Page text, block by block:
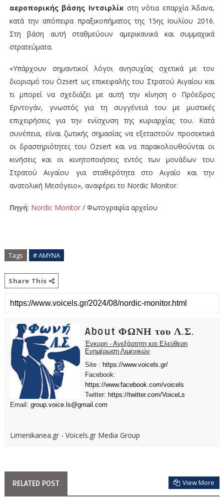
αεροπορικής βάσης Ιντσιρλίκστη νότια επαρχία Άδανα,
κατά την απόπειρα πραξικοπήματος της 15ης Ιουλίου 2016.
Στη βάση αυτή σταθμεύουν αμερικανικά και συμμαχικά
στρατεύματα.
«Υπάρχουν σημαντικοί λόγοι ανησυχίας σχετικά με τον
διορισμό του Özsert ως επικεφαλής του Στρατού Αιγαίου και
τι μπορεί να σχεδιάζει με αυτή την κίνηση ο Πρόεδρος
Ερντογάν, γνωστός για τη συγγένειά του με μυστικές
επιχειρήσεις για την ενίσχυση της κυριαρχίας του. Κατά
συνέπεια, είναι ζωτικής σημασίας να εξεταστούν προσεκτικά
οι δραστηριότητες του Özsert και να παρακολουθούνται οι
κινήσεις και οι κινητοποιήσεις εντός των μονάδων του
Στρατού Αιγαίου για σταθερότητα στο Αιγαίο και την
ανατολική Μεσόγειο», αναφέρει το Nordic Monitor.
Πηγή: Nordic Monitor/ Φωτογραφία αρχείου
Tags # ΑΜΥΝΑ
Share This
About ΦΩΝΗ του Λ.Σ.
Έγκυρη - Ανεξάρτητη και Ελεύθερη
Ενημέρωση Λιμενικών
Site : https://www.voicels.gr/
Facebook:
https://www.facebook.com/voicels
Twitter: https://twitter.com/VoiceLs
Email: group.voice.ls@gmail.com
Limenikanea.gr - Voicels.gr Media Group
RELATED POST View More